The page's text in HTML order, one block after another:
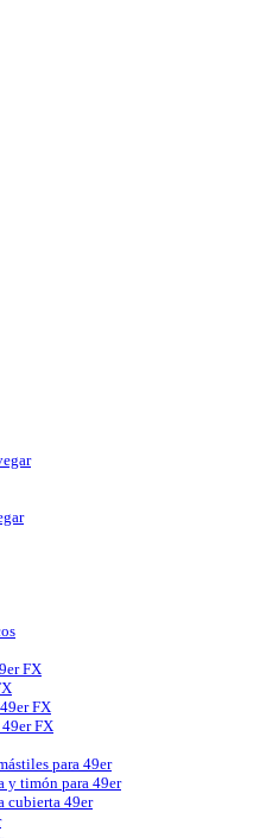
FX
FX
FX
para 49er
y timón para 49er
cubierta 49er